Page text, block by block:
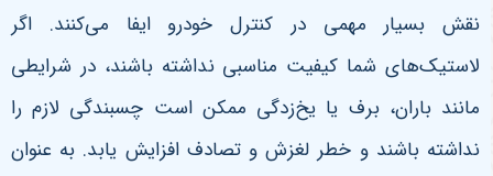
نقش بسیار مهمی در کنترل خودرو ایفا می‌کنند. اگر
لاستیک‌های شما کیفیت مناسبی نداشته باشند، در شرایطی
مانند باران، برف یا یخ‌زدگی ممکن است چسبندگی لازم را
نداشته باشند و خطر لغزش و تصادف افزایش یابد. به عنوان